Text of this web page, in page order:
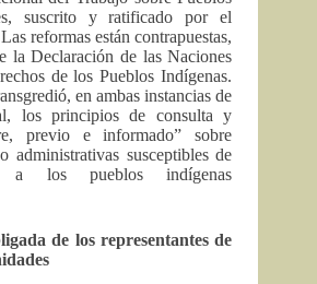
suscrito y ratificado por el
reformas están contrapuestas,
la Declaración de las Naciones
de los Pueblos Indígenas.
en ambas instancias de
los principios de consulta y
previo e informado” sobre
administrativas susceptibles de
a los pueblos indígenas
de los representantes de